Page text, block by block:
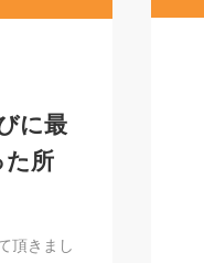
に最
た所
頂きまし